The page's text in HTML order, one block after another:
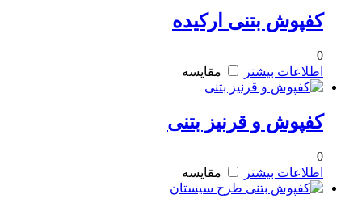
کفپوش بتنی ارکیده
0
اطلاعات بیشتر
مقایسه
کفپوش و قرنیز بتنی
0
اطلاعات بیشتر
مقایسه